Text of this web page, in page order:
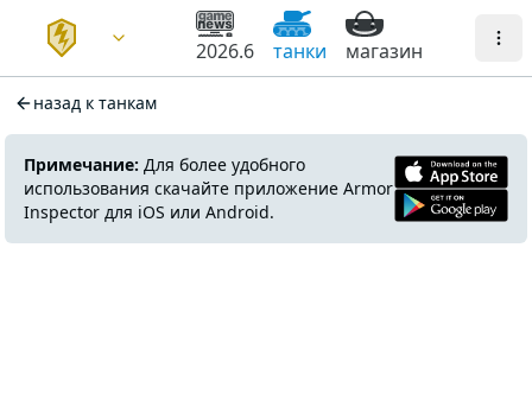
2026.6 танки магазин
назад к танкам
Примечание: Для более удобного
использования скачайте приложение Armor
Inspector для iOS или Android.